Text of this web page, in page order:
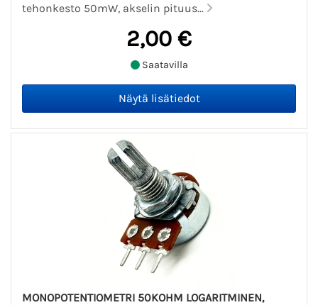
tehonkesto 50mW, akselin pituus...
2,00 €
Saatavilla
MONOPOTENTIOMETRI 50KOHM LOGARITMINEN,